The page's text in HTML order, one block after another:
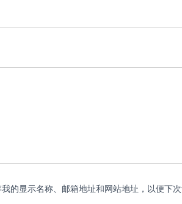
的显示名称、邮箱地址和网站地址，以便下